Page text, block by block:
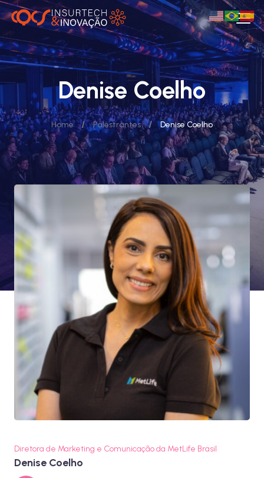
Denise Coelho
Home / Palestrantes / Denise Coelho
Diretora de Marketing e Comunicação da MetLife Brasil
Denise Coelho